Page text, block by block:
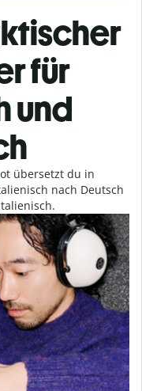
für
und
übersetzt du in
nach Deutsch